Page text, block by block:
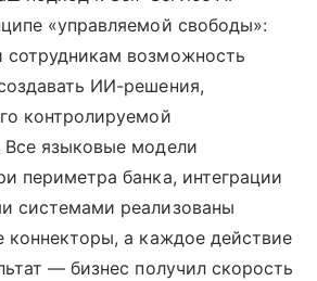
«управляемой свободы»:
возможность
ИИ-решения,
контролируемой
языковые модели
периметра банка, интеграции
системами реализованы
коннекторы, а каждое действие
— бизнес получил скорость